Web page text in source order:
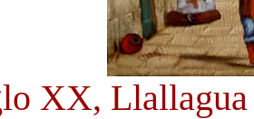
XX,